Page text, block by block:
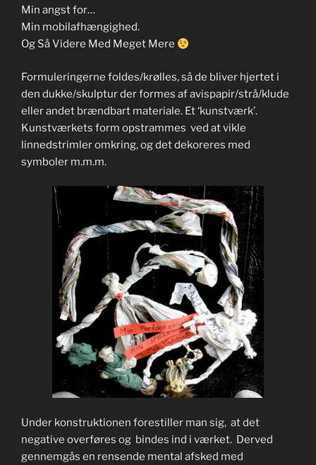
Min angst for…
Min mobilafhængighed.
Og Så Videre Med Meget Mere
Formuleringerne foldes/krølles, så de bliver hjertet i
den dukke/skulptur der formes af avispapir/strå/klude
eller andet brændbart materiale. Et ‘kunstværk’.
Kunstværkets form opstrammes ved at vikle
linnedstrimler omkring, og det dekoreres med
symboler m.m.m.
Under konstruktionen forestiller man sig, at det
negative overføres og bindes ind i værket. Derved
gennemgås en rensende mental afsked med